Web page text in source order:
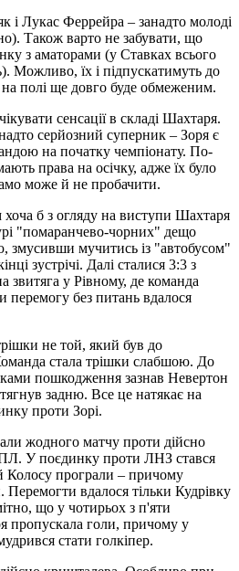
і Лукас Феррейра – занадто молоді
Також варто не забувати, що
з аматорами (у Ставках всього
Можливо, їх і підпускатимуть до
полі ще довго буде обмеженим.
сенсації в складі Шахтаря.
серйозний суперник – Зоря є
на початку чемпіонату. По-
права на осічку, адже їх було
може й не пробачити.
б з огляду на виступи Шахтаря
"помаранчево-чорних" дещо
змусивши мучитись із "автобусом"
зустрічі. Далі сталися 3:3 з
у Рівному, де команда
перемогу без питань вдалося
не той, який був до
стала трішки слабшою. До
пошкодження зазнав Невертон
задню. Все це натякає на
проти Зорі.
жодного матчу проти дійсно
У поєдинку проти ЛНЗ стався
Колосу програли – причому
вдалося тільки Кудрівку
що у чотирьох з п'яти
пропускала голи, причому у
стати голкіпер.